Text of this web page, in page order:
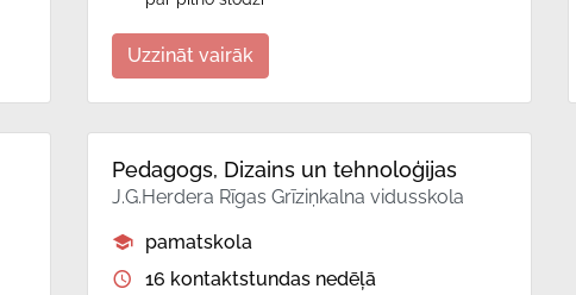
Uzzināt vairāk
Pedagogs, Dizains un tehnoloģijas
J.G.Herdera Rīgas Grīziņkalna vidusskola
pamatskola
16 kontaktstundas nedēļā